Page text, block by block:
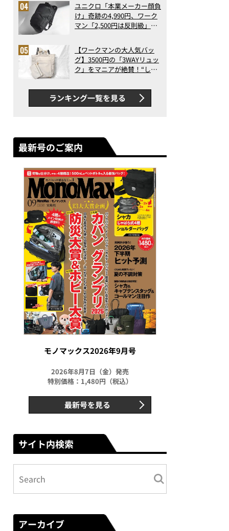
ス
ユニクロ「本業メーカー顔負
け」奇跡の4,990円、ワーク
マン「2,500円は反則級」凄
ト3】（2026年6月版）
【ワークマンの大人気バッ
グ】3500円の「3WAYリュッ
ク」をマニアが絶賛！“しご
判以上に優秀だった
ランキング一覧を見る
最新号のご案内
モノマックス2026年9月号
2026年8月7日（金）発売
特別価格：1,480円（税込）
最新号を見る
サイト内検索
アーカイブ